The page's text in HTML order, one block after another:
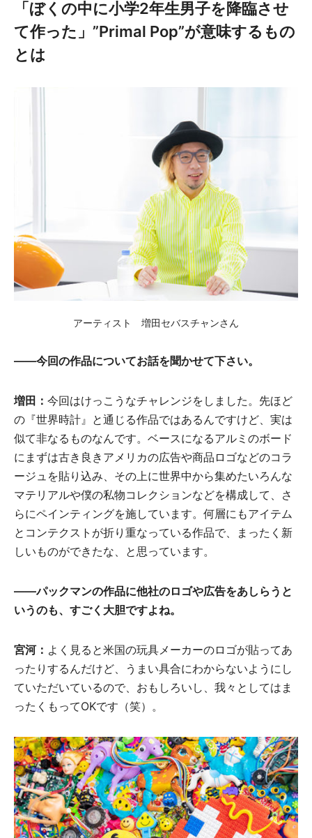
「ぼくの中に小学2年生男子を降臨させ
て作った」”Primal Pop”が意味するもの
とは
アーティスト 増田セバスチャンさん
——今回の作品についてお話を聞かせて下さい。
増田： 今回はけっこうなチャレンジをしました。先ほど
の『世界時計』と通じる作品ではあるんですけど、実は
似て非なるものなんです。ベースになるアルミのボード
にまずは古き良きアメリカの広告や商品ロゴなどのコラ
ージュを貼り込み、その上に世界中から集めたいろんな
マテリアルや僕の私物コレクションなどを構成して、さ
らにペインティングを施しています。何層にもアイテム
とコンテクストが折り重なっている作品で、まったく新
しいものができたな、と思っています。
——パックマンの作品に他社のロゴや広告をあしらうと
いうのも、すごく大胆ですよね。
宮河： よく見ると米国の玩具メーカーのロゴが貼ってあ
ったりするんだけど、うまい具合にわからないようにし
ていただいているので、おもしろいし、我々としてはま
ったくもってOKです（笑）。